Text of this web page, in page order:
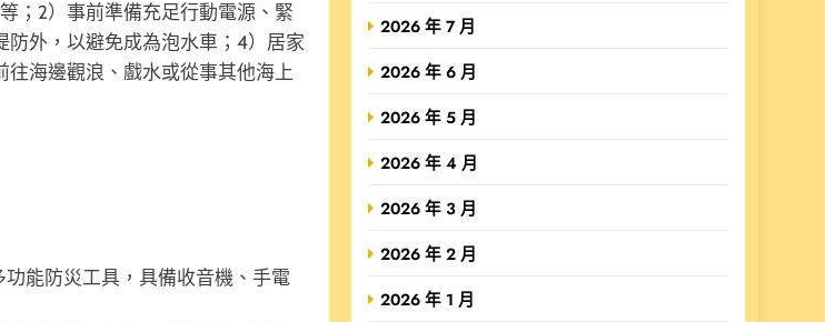
；2）事前準備充足行動電源、緊
外，以避免成為泡水車；4）居家
海邊觀浪、戲水或從事其他海上
功能防災工具，具備收音機、手電
2026 年 7 月
2026 年 6 月
2026 年 5 月
2026 年 4 月
2026 年 3 月
2026 年 2 月
2026 年 1 月